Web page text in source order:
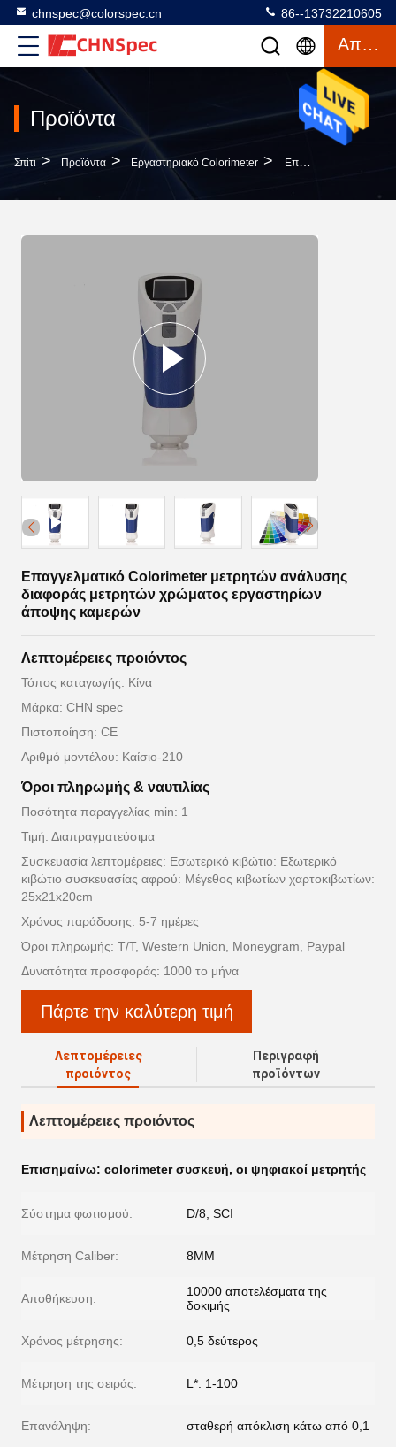
chnspec@colorspec.cn 86--13732210605
Απόσπασμα
Προϊόντα
Σπίτι > Προϊόντα > Εργαστηριακό Colorimeter > Επαγγελματικό Colorimeter Μετρητών Ανάλυσης Διαφοράς Μετρητών Χρώματος Εργαστηρίων Άποψης Καμερών
Επαγγελματικό Colorimeter μετρητών ανάλυσης
διαφοράς μετρητών χρώματος εργαστηρίων
άποψης καμερών
Λεπτομέρειες προιόντος
Τόπος καταγωγής: Κίνα
Μάρκα: CHN spec
Πιστοποίηση: CE
Αριθμό μοντέλου: Καίσιο-210
Όροι πληρωμής & ναυτιλίας
Ποσότητα παραγγελίας min: 1
Τιμή: Διαπραγματεύσιμα
Συσκευασία λεπτομέρειες: Εσωτερικό κιβώτιο: Εξωτερικό
κιβώτιο συσκευασίας αφρού: Μέγεθος κιβωτίων χαρτοκιβωτίων:
25x21x20cm
Χρόνος παράδοσης: 5-7 ημέρες
Όροι πληρωμής: T/T, Western Union, Moneygram, Paypal
Δυνατότητα προσφοράς: 1000 το μήνα
Πάρτε την καλύτερη τιμή
Λεπτομέρειες
προιόντος
Περιγραφή
προϊόντων
Λεπτομέρειες προιόντος
Επισημαίνω: colorimeter συσκευή, οι ψηφιακοί μετρητής
Σύστημα φωτισμού: D/8, SCI
Μέτρηση Caliber: 8MM
Αποθήκευση:
10000 αποτελέσματα της
δοκιμής
Χρόνος μέτρησης: 0,5 δεύτερος
Μέτρηση της σειράς: L*: 1-100
Επανάληψη: σταθερή απόκλιση κάτω από 0,1